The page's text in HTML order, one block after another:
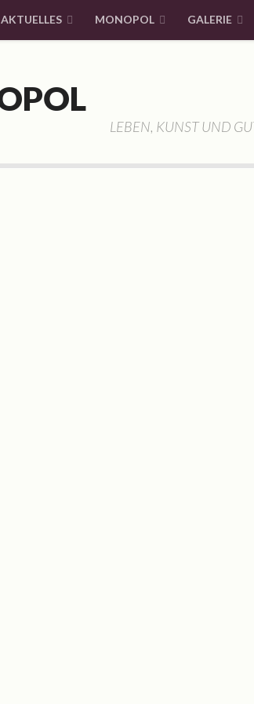
AKTUELLES MONOPOL GALERIE
LEBEN, KUNST UND